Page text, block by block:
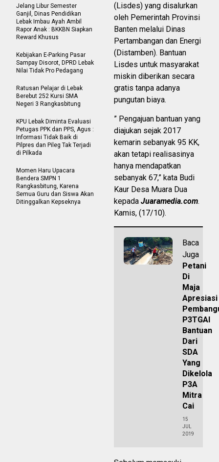
(Lisdes) yang disalurkan
oleh Pemerintah Provinsi
Banten melalui Dinas
Pertambangan dan Energi
(Distamben). Bantuan
Lisdes untuk masyarakat
miskin diberikan secara
gratis tanpa adanya
pungutan biaya.
” Pengajuan bantuan yang
diajukan sejak 2017
kemarin sebanyak 95 KK,
akan tetapi realisasinya
hanya mendapatkan
sebanyak 67,” kata Budi
Kaur Desa Muara Dua
kepada Juaramedia.com.
Kamis, (17/10).
Baca
Juga
Petani
Di
Maja
Apresiasi
P3TGAI
Bantuan
Dari
SDA
Yang
Dikelola
P3A
Mitra
Cai
15
JUL
2019
Jelang Libur Semester
Ganjil, Dinas Pendidikan
Lebak Imbau Ayah Ambil
Rapor Anak : BKKBN Siapkan
Reward Khusus
Kebijakan E-Parking Pasar
Sampay Disorot, DPRD Lebak
Nilai Tidak Pro Pedagang
Ratusan Pelajar di Lebak
Berebut 252 Kursi SMA
Negeri 3 Rangkasbitung
KPU Lebak Diminta Evaluasi
Petugas PPK dan PPS, Agus :
Informasi Tidak Baik di
Pilpres dan Pileg Tak Terjadi
di Pilkada
Momen Haru Upacara
Bendera SMPN 1
Rangkasbitung, Karena
Semua Guru dan Siswa Akan
Ditinggalkan Kepseknya